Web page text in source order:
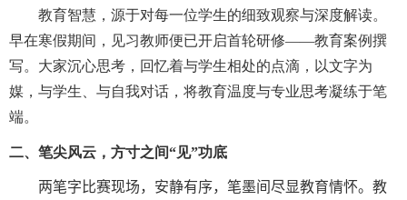
教育智慧，源于对每一位学生的细致观察与深度解读。
早在寒假期间，见习教师便已开启首轮研修——教育案例撰
写。大家沉心思考，回忆着与学生相处的点滴，以文字为
媒，与学生、与自我对话，将教育温度与专业思考凝练于笔
端。
二、笔尖风云，方寸之间“见”功底
两笔字比赛现场，安静有序，笔墨间尽显教育情怀。教